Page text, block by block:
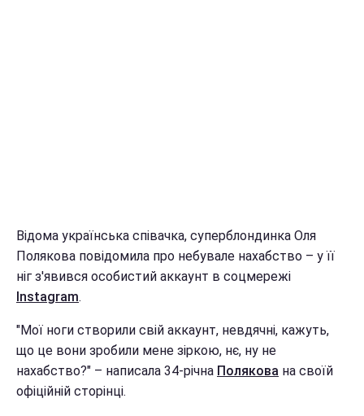
Відома українська співачка, суперблондинка Оля
Полякова повідомила про небувале нахабство – у її
ніг з'явився особистий аккаунт в соцмережі
Instagram.
"Мої ноги створили свій аккаунт, невдячні, кажуть,
що це вони зробили мене зіркою, нє, ну не
нахабство?" – написала 34-річна Полякова на своїй
офіційній сторінці.